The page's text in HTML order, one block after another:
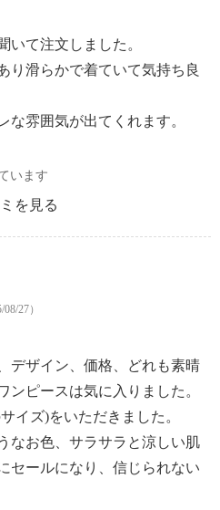
いて注文しました。
り滑らかで着ていて気持ち良
な雰囲気が出てくれます。
います
を見る
27）
デザイン、価格、どれも素晴
ンピースは気に入りました。
イズ)をいただきました。
なお色、サラサラと涼しい肌
セールになり、信じられない